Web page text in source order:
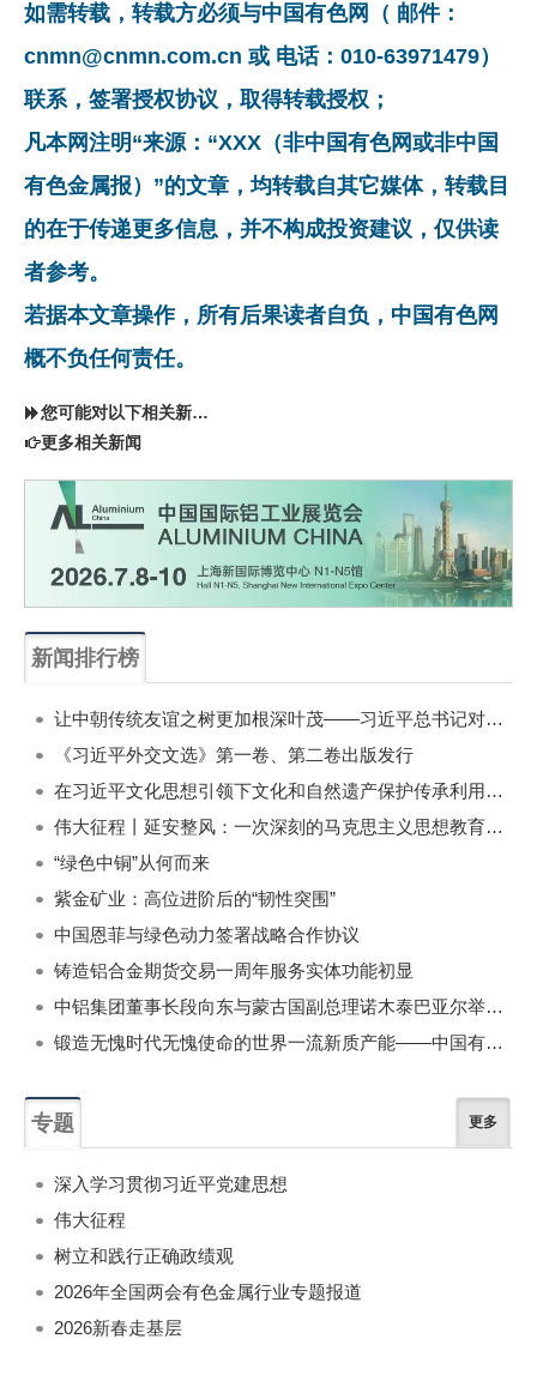
如需转载，转载方必须与中国有色网（ 邮件：
cnmn@cnmn.com.cn 或 电话：010-63971479）
联系，签署授权协议，取得转载授权；
凡本网注明“来源：“XXX（非中国有色网或非中国
有色金属报）”的文章，均转载自其它媒体，转载目
的在于传递更多信息，并不构成投资建议，仅供读
者参考。
若据本文章操作，所有后果读者自负，中国有色网
概不负任何责任。
您可能对以下相关新闻同样感兴趣
更多相关新闻
新闻排行榜
让中朝传统友谊之树更加根深叶茂——习近平总书记对朝鲜进行国事访问纪实
《习近平外交文选》第一卷、第二卷出版发行
在习近平文化思想引领下文化和自然遗产保护传承利用工作开创新局面
伟大征程丨延安整风：一次深刻的马克思主义思想教育运动
“绿色中铜”从何而来
紫金矿业：高位进阶后的“韧性突围”
中国恩菲与绿色动力签署战略合作协议
铸造铝合金期货交易一周年服务实体功能初显
中铝集团董事长段向东与蒙古国副总理诺木泰巴亚尔举行会谈
锻造无愧时代无愧使命的世界一流新质产能——中国有色金属工业的战略应对与破局之道（二）
专题 更多
深入学习贯彻习近平党建思想
伟大征程
树立和践行正确政绩观
2026年全国两会有色金属行业专题报道
2026新春走基层